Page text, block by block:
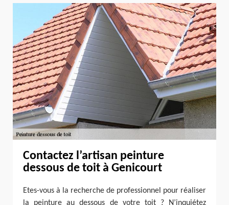
Contactez l’artisan peinture
dessous de toit à Genicourt
Etes-vous à la recherche de professionnel pour réaliser
la peinture au dessous de votre toit ? N’inquiétez